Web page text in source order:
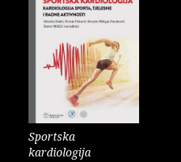
Sportska
kardiologija